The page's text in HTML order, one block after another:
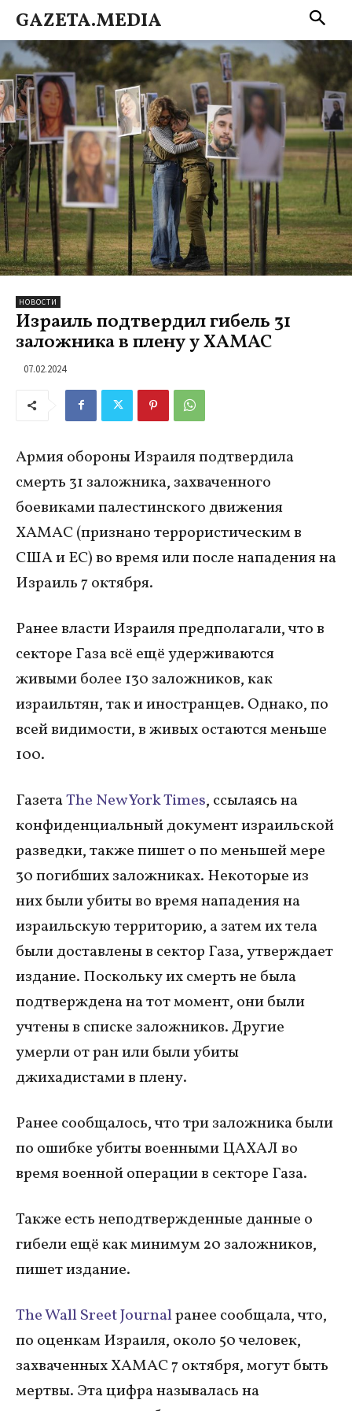
GAZETA.MEDIA
НОВОСТИ
Израиль подтвердил гибель 31
заложника в плену у ХАМАС
07.02.2024
Армия обороны Израиля подтвердила
смерть 31 заложника, захваченного
боевиками палестинского движения
ХАМАС (признано террористическим в
США и ЕС) во время или после нападения на
Израиль 7 октября.
Ранее власти Израиля предполагали, что в
секторе Газа всё ещё удерживаются
живыми более 130 заложников, как
израильтян, так и иностранцев. Однако, по
всей видимости, в живых остаются меньше
100.
ГазетаThe New York Times, ссылаясь на
конфиденциальный документ израильской
разведки, также пишет о по меньшей мере
30 погибших заложниках. Некоторые из
них были убиты во время нападения на
израильскую территорию, а затем их тела
были доставлены в сектор Газа, утверждает
издание. Поскольку их смерть не была
подтверждена на тот момент, они были
учтены в списке заложников. Другие
умерли от ран или были убиты
джихадистами в плену.
Ранее сообщалось, что три заложника были
по ошибке убиты военными ЦАХАЛ во
время военной операции в секторе Газа.
Также есть неподтвержденные данные о
гибели ещё как минимум 20 заложников,
пишет издание.
The Wall Sreet Journalранее сообщала, что,
по оценкам Израиля, около 50 человек,
захваченных ХАМАС 7 октября, могут быть
мертвы. Эта цифра называлась на